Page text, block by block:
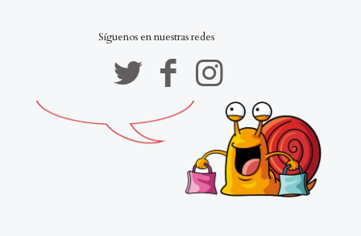
Síguenos en nuestras redes